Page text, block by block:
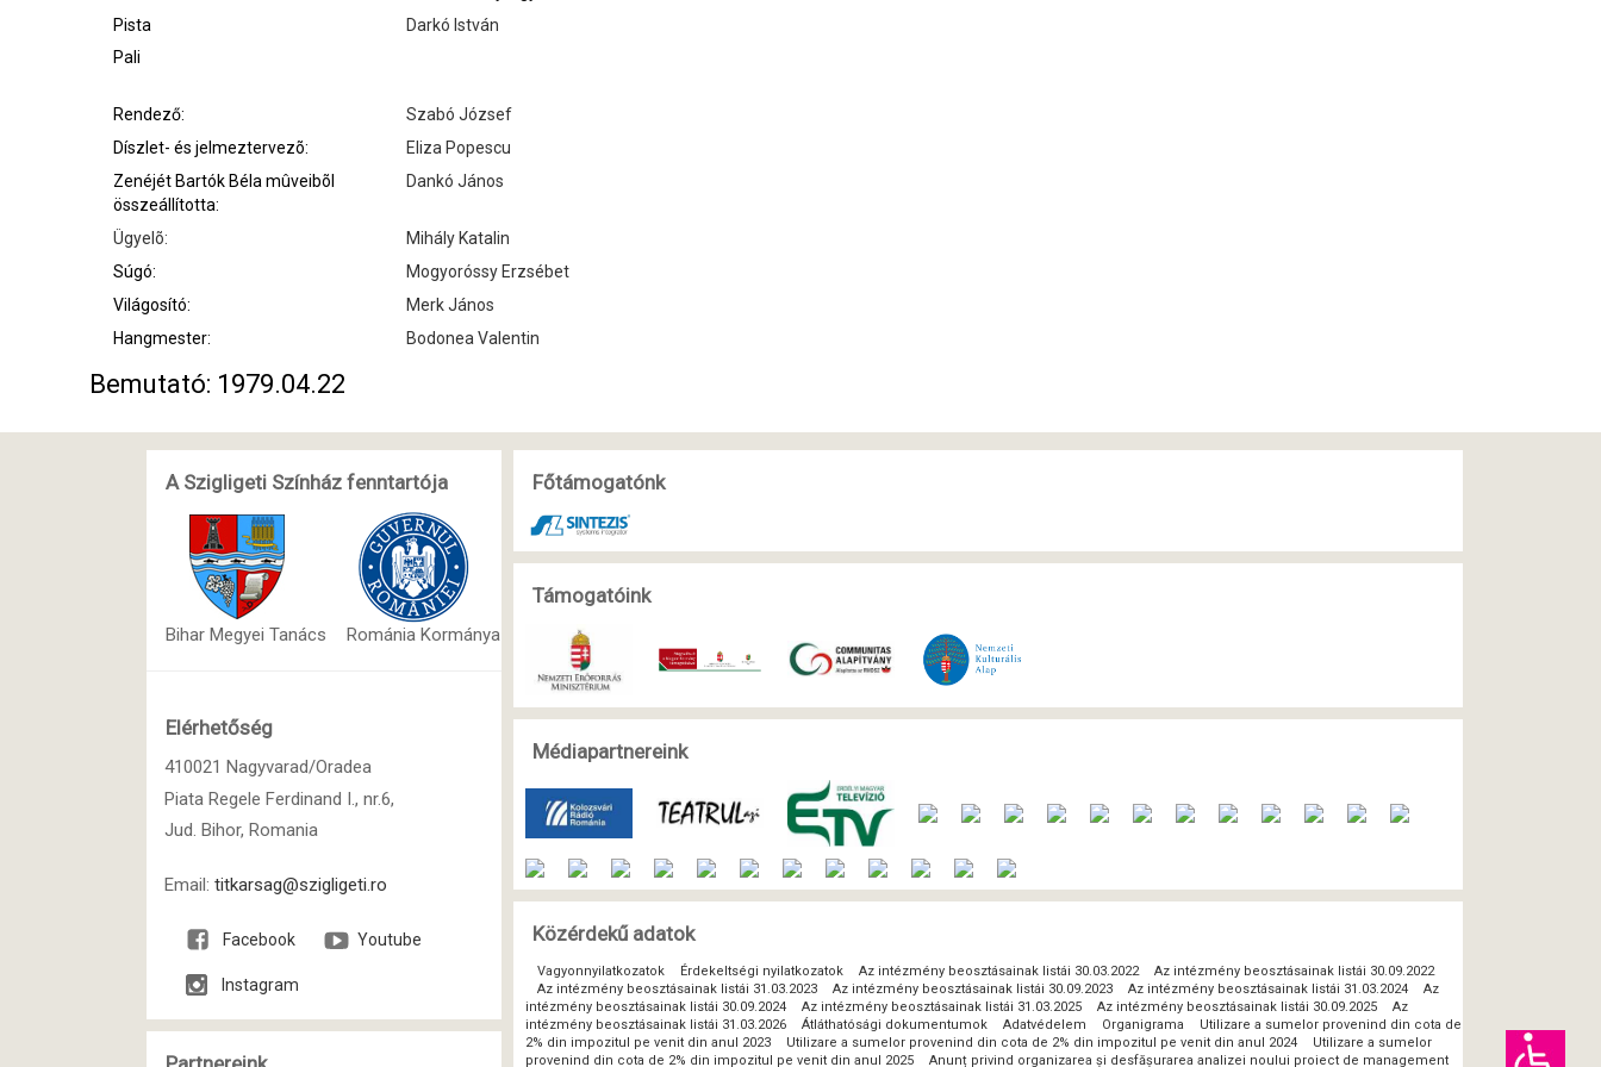
Pista
Darkó István
Pali
Rendező:
Szabó József
Díszlet- és jelmeztervezõ:
Eliza Popescu
Zenéjét Bartók Béla mûveibõl
összeállította:
Dankó János
Ügyelõ:
Mihály Katalin
Súgó:
Mogyoróssy Erzsébet
Világosító:
Merk János
Hangmester:
Bodonea Valentin
Bemutató: 1979.04.22
A Szigligeti Színház fenntartója
Bihar Megyei Tanács Románia Kormánya
Elérhetőség
410021 Nagyvarad/Oradea
Piata Regele Ferdinand I., nr.6,
Jud. Bihor, Romania
Email: titkarsag@szigligeti.ro
Facebook Youtube
Instagram
Főtámogatónk
Támogatóink
Médiapartnereink
Közérdekű adatok
Vagyonnyilatkozatok Érdekeltségi nyilatkozatok Az intézmény beosztásainak listái 30.03.2022
Az intézmény beosztásainak listái 30.09.2022
Az intézmény beosztásainak listái 31.03.2023
Az intézmény beosztásainak listái 30.09.2023 Az intézmény beosztásainak listái 31.03.2024
Az
intézmény beosztásainak listái 30.09.2024
Az intézmény beosztásainak listái 31.03.2025 Az intézmény beosztásainak listái 30.09.2025
Az
intézmény beosztásainak listái 31.03.2026
Átláthatósági dokumentumok Adatvédelem Organigrama
Utilizare a sumelor provenind din cota de
2% din impozitul pe venit din anul 2023
Utilizare a sumelor provenind din cota de 2% din impozitul pe venit din anul 2024
Utilizare a sumelor
provenind din cota de 2% din impozitul pe venit din anul 2025
Anunț privind organizarea și desfășurarea analizei noului proiect de management